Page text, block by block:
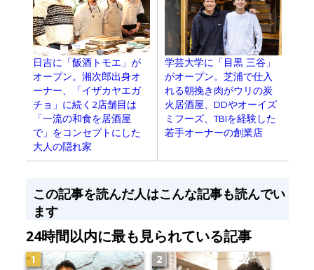
日吉に「飯酒トモエ」が
オープン。湘次郎出身オ
ーナー、「イザカヤエガ
チョ」に続く2店舗目は
「一流の和食を居酒屋
で」をコンセプトにした
大人の隠れ家
学芸大学に「目黒 三谷」
がオープン。芝浦で仕入
れる朝挽き肉がウリの炭
火居酒屋、DDやオーイズ
ミフーズ、TBIを経験した
若手オーナーの創業店
この記事を読んだ人はこんな記事も読んでい
ます
24時間以内に最も見られている記事